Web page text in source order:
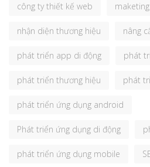
công ty thiết kế web
nhận diện thương hiệu nâng
phát triển app di động phát
phát triển thương hiệu phát
phát triển ứng dụng android
Phát triển ứng dụng di động
phát triển ứng dụng mobile